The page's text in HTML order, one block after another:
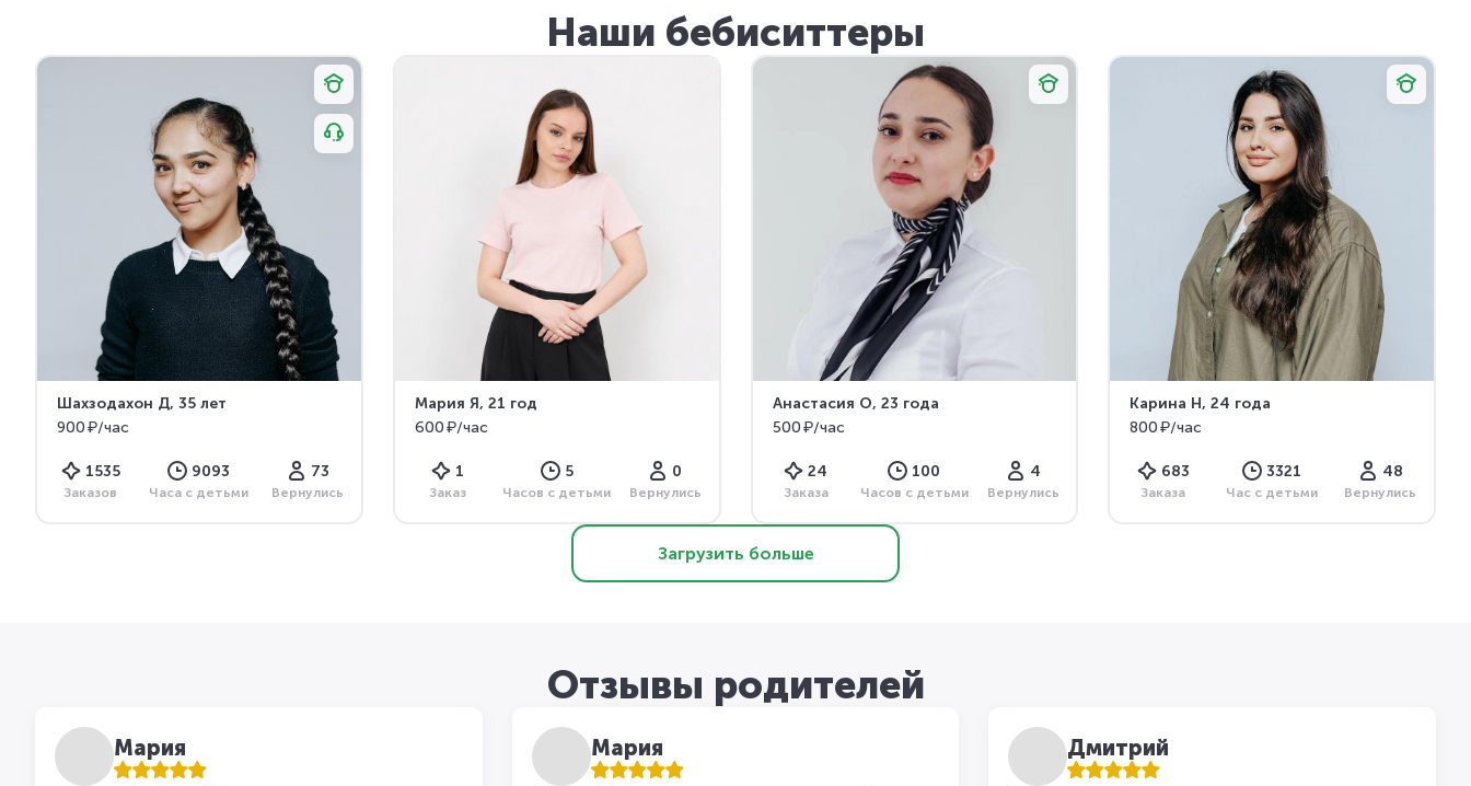
Наши бебиситтеры
Шахзодахон Д, 35 лет
900 ₽/час
1535
Заказов
9093
Часа с детьми
73
Вернулись
Мария Я, 21 год
600 ₽/час
1
Заказ
5
Часов с детьми
0
Вернулись
Анастасия О, 23 года
500 ₽/час
24
Заказа
100
Часов с детьми
4
Вернулись
Карина Н, 24 года
800 ₽/час
683
Заказа
3321
Час с детьми
48
Вернулись
Загрузить больше
Отзывы родителей
Мария Мария Дмитрий